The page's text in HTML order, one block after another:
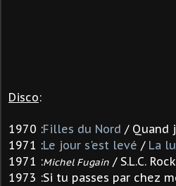
Disco:
1970 :Filles du Nord / Quand
1971 :Le jour s'est levé / La
1971 :Michel Fugain / S.L.C. Rock
1973 :Si tu passes par chez